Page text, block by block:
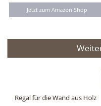
Jetzt zum Amazon Shop
Regal für die Wand aus Holz